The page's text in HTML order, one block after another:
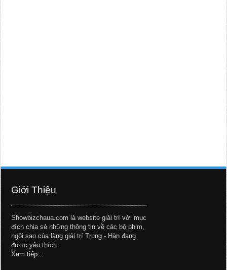
Giới Thiệu
Showbizchaua.com là website giải trí với mục
đích chia sẻ những thông tin về các bộ phim,
ngôi sao của làng giải trí Trung - Hàn đang
được yêu thích.
Xem tiếp...